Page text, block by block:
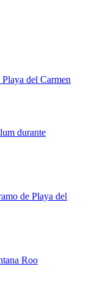
del Carmen
durante
de Playa del
Roo